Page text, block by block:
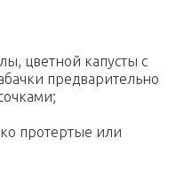
цветной капусты с
предварительно
протертые или